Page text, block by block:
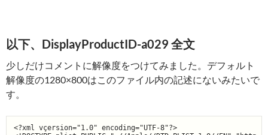
以下、DisplayProductID-a029 全文
少しだけコメントに解像度をつけてみました。デフォルト
解像度の1280×800はこのファイル内の記述にないみたいで
す。
<?xml vçersion="1.0" encoding="UTF-8"?>